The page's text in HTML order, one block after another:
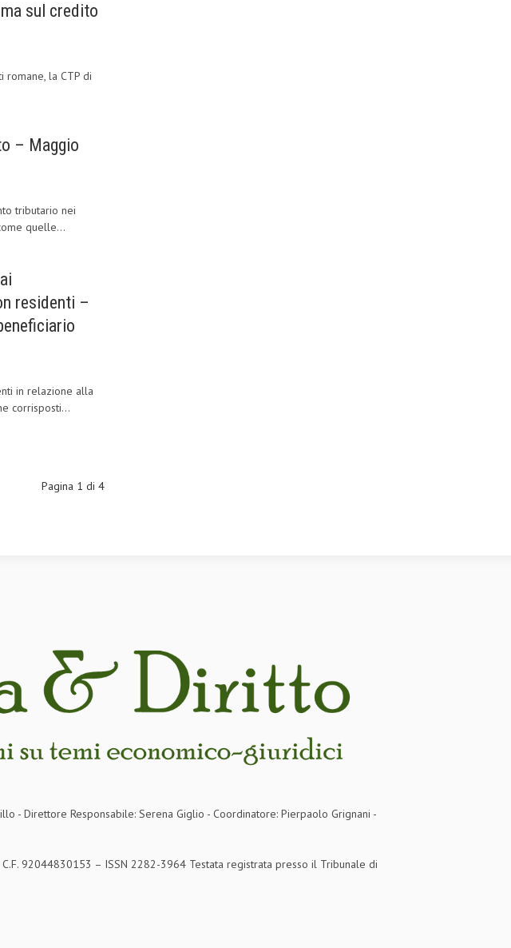
sul credito
la CTP di
– Maggio
tributario nei
quelle...
residenti –
in relazione alla
corrisposti...
Pagina 1 di 4
- Direttore Responsabile: Serena Giglio - Coordinatore: Pierpaolo Grignani -
92044830153 – ISSN 2282-3964 Testata registrata presso il Tribunale di